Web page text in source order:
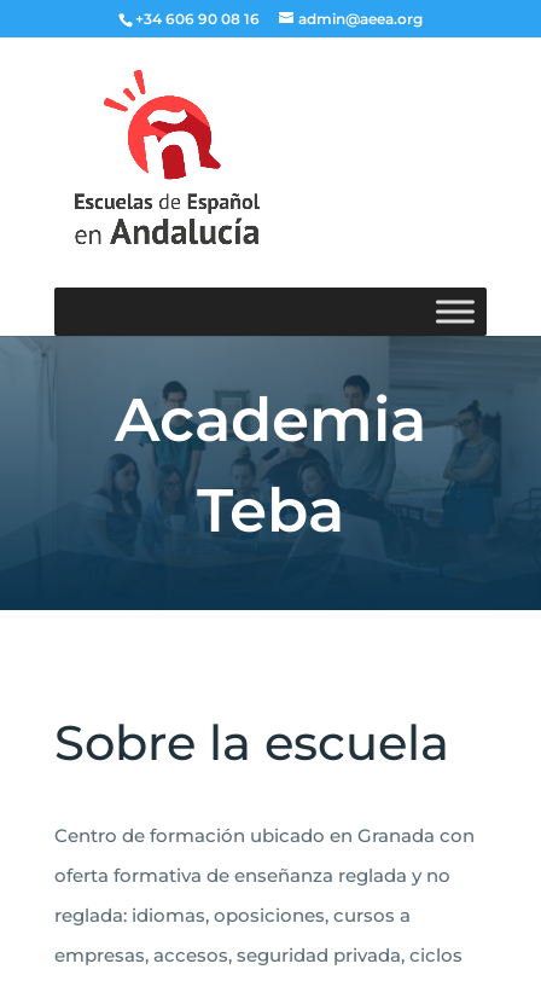
+34 606 90 08 16 admin@aeea.org
Academia
Teba
Sobre la escuela
Centro de formación ubicado en Granada con
oferta formativa de enseñanza reglada y no
reglada: idiomas, oposiciones, cursos a
empresas, accesos, seguridad privada, ciclos